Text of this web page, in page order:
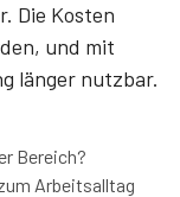
Die Kosten
und mit
länger nutzbar.
Bereich?
Arbeitsalltag